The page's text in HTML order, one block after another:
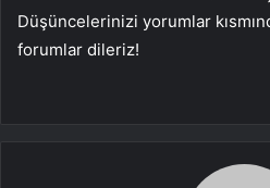
Düşüncelerinizi yorumlar
forumlar dileriz!